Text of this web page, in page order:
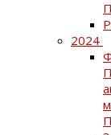
2024